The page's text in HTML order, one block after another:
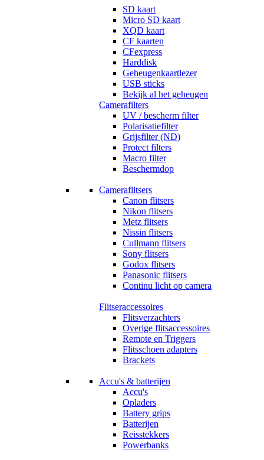
SD kaart
Micro SD kaart
XQD kaart
CF kaarten
CFexpress
Harddisk
Geheugenkaartlezer
USB sticks
Bekijk al het geheugen
Camerafilters
UV / bescherm filter
Polarisatiefilter
Grijsfilter (ND)
Protect filters
Macro filter
Beschermdop
Cameraflitsers
Canon flitsers
Nikon flitsers
Metz flitsers
Nissin flitsers
Cullmann flitsers
Sony flitsers
Godox flitsers
Panasonic flitsers
Continu licht op camera
Flitseraccessoires
Flitsverzachters
Overige flitsaccessoires
Remote en Triggers
Flitsschoen adapters
Brackets
Accu's & batterijen
Accu's
Opladers
Battery grips
Batterijen
Reisstekkers
Powerbanks